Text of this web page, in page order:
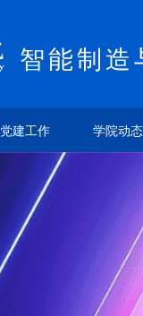
智能制
党建工作 学院动态